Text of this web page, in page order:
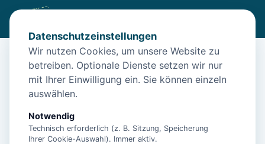
/Unterkünfte /Norden/
Moderne EG-Wohnung für 6 Pers. – Norden
Moderne EG-Wohnung für 6 Pers. –
Norden
26506 Norden
Datenschutzeinstellungen
Wir nutzen Cookies, um unsere Website zu
betreiben. Optionale Dienste setzen wir nur
mit Ihrer Einwilligung ein. Sie können einzeln
auswählen.
Notwendig
Technisch erforderlich (z. B. Sitzung, Speicherung
Ihrer Cookie-Auswahl). Immer aktiv.